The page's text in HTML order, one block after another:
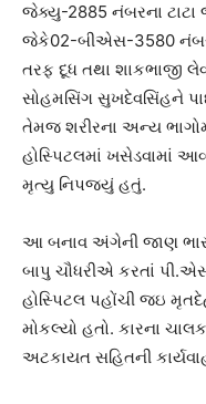
જેક્યુ-2885 નંબરના ટાટા
જેકે02-બીએસ-3580
તરફ દૂધ તથા શાકભાજી
સોહમસિંગ સુખદેવસિંહને
તેમજ શરીરના અન્ય
હોસ્પિટલમાં ખસેડવામાં
મૃત્યુ નિપજ્યું હતું.
આ બનાવ અંગેની જાણ
બાપુ ચૌધરીએ કરતાં
હોસ્પિટલ પહોંચી જઇ
મોકલ્યો હતો. કારના
અટકાયત સહિતની